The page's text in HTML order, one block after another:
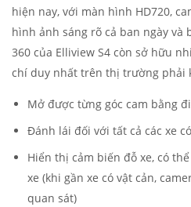
hiện nay, với màn hình HD720,
hình ảnh sáng rõ cả ban ngày và
360 của Elliview S4 còn sở hữu
chí duy nhất trên thị trường phải
Mở được từng góc cam bằng
Đánh lái đối với tất cả các xe
Hiển thị cảm biến đỗ xe, có
xe (khi gần xe có vật cản,
quan sát)